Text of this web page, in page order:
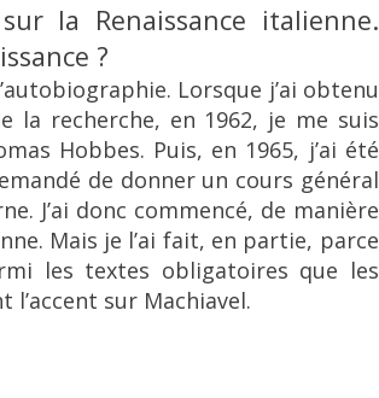
la Renaissance italienne.
?
Lorsque j’ai obtenu
la recherche, en 1962, je me suis
Hobbes. Puis, en 1965, j’ai été
de donner un cours général
J’ai donc commencé, de manière
Mais je l’ai fait, en partie, parce
les textes obligatoires que les
sur Machiavel.